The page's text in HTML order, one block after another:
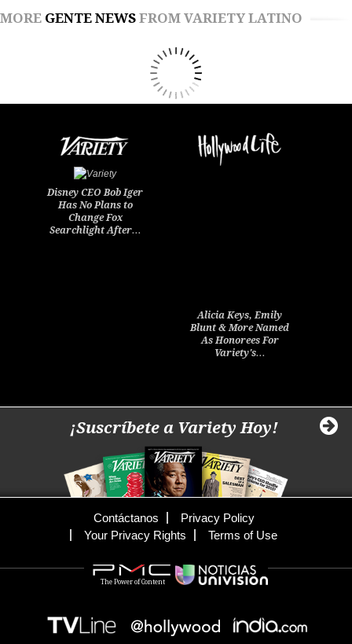
MORE GENTE NEWS FROM VARIETY LATINO
Disney CEO Bob Iger
Has No Plans to
Change Fox
Searchlight After…
Alicia Keys, Emily
Blunt & More Named
As Honorees For
Variety's…
¡Suscríbete a Variety Hoy!
Contáctanos
Privacy Policy
Your Privacy Rights
Terms of Use
The Power of Content